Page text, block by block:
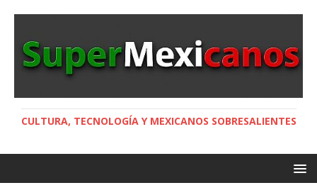
CULTURA, TECNOLOGÍA Y MEXICANOS SOBRESALIENTES